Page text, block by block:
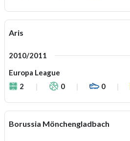
Aris
2010/2011
Europa League
2
0 0
Borussia Mönchengladbach